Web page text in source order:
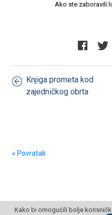
Ako ste zaboravili
Knjiga prometa kod
zajedničkog obrta
« Povratak
Kako bi omogućili bolje